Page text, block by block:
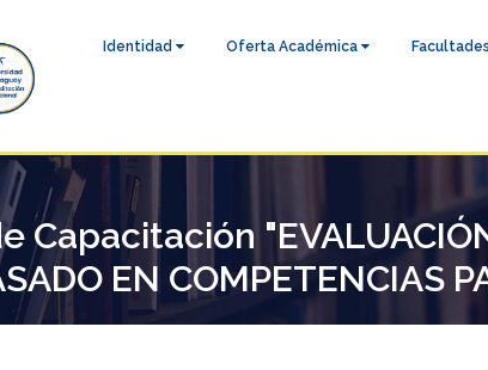
Identidad Oferta Académica Facultades
Capacitación
EN COMPETENCIAS